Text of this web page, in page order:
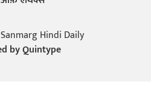
Hindi Daily
byQuintype